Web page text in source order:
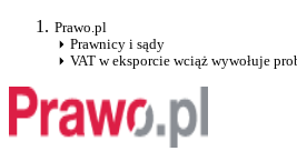
Prawo.pl
Prawnicy i sądy
VAT w eksporcie wciąż wywołuje